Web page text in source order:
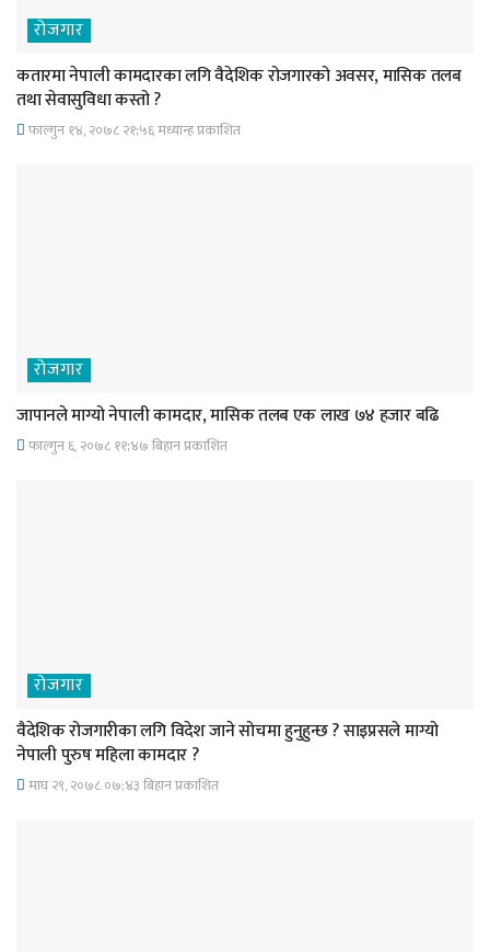
रोजगार
कतारमा नेपाली कामदारका लगि वैदेशिक रोजगारको अवसर, मासिक तलब
तथा सेवासुविधा कस्तो ?
फाल्गुन १४, २०७८ २१;५६ मध्यान्ह प्रकाशित
रोजगार
जापानले माग्यो नेपाली कामदार, मासिक तलब एक लाख ७४ हजार बढि
फाल्गुन ६, २०७८ ११;४७ बिहान प्रकाशित
रोजगार
वैदेशिक रोजगारीका लगि विदेश जाने सोचमा हुनुहुन्छ ? साइप्रसले माग्यो
नेपाली पुरुष महिला कामदार ?
माघ २९, २०७८ ०७;४३ बिहान प्रकाशित